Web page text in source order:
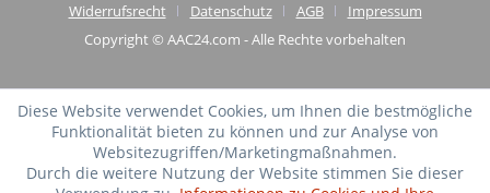
Widerrufsrecht
Datenschutz AGB
Impressum
Copyright © AAC24.com - Alle Rechte vorbehalten
Diese Website verwendet Cookies, um Ihnen die bestmögliche
Funktionalität bieten zu können und zur Analyse von
Websitezugriffen/Marketingmaßnahmen.
Durch die weitere Nutzung der Website stimmen Sie dieser